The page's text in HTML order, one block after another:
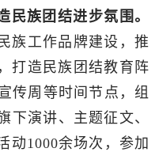
民族团结进步氛围。
族工作品牌建设，推
打造民族团结教育阵
传周等时间节点，组
下演讲、主题征文、
动1000余场次，参加